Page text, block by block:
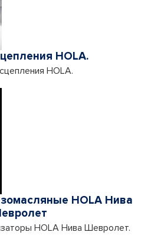
HOLA.
HOLA.
HOLA Нива
HOLA Нива Шевролет.